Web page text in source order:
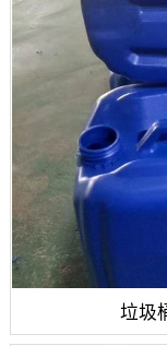
垃圾